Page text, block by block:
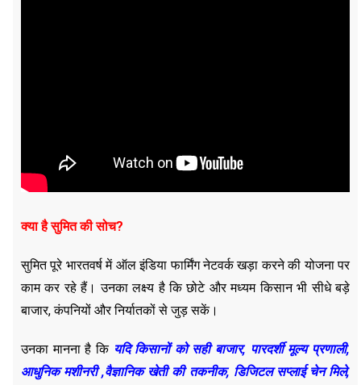
क्या है सुमित की सोच?
सुमित पूरे भारतवर्ष में ऑल इंडिया फार्मिंग नेटवर्क खड़ा करने की योजना पर
काम कर रहे हैं। उनका लक्ष्य है कि छोटे और मध्यम किसान भी सीधे बड़े
बाजार, कंपनियों और निर्यातकों से जुड़ सकें।
उनका मानना है कि यदि किसानों को सही बाजार, पारदर्शी मूल्य प्रणाली,
आधुनिक मशीनरी ,वैज्ञानिक खेती की तकनीक, डिजिटल सप्लाई चेन मिले,